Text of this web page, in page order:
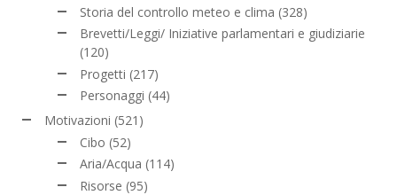
Storia del controllo meteo e clima (328)
Brevetti/Leggi/ Iniziative parlamentari e giudiziarie
(120)
Progetti (217)
Personaggi (44)
Motivazioni (521)
Cibo (52)
Aria/Acqua (114)
Risorse (95)